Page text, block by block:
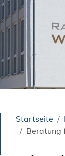
Startseite
Beratung